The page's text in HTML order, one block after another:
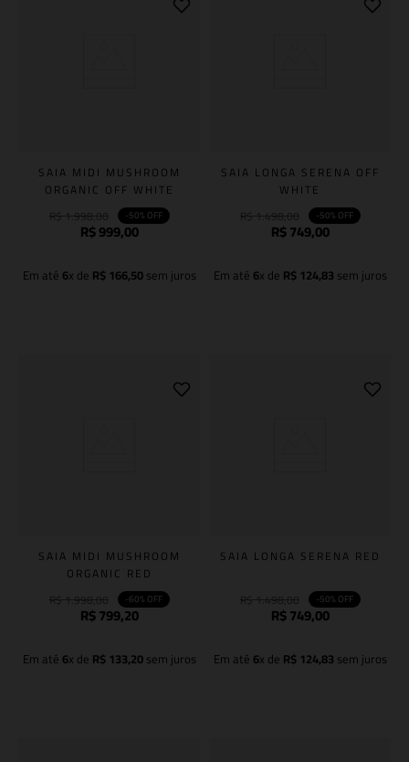
SAIA MIDI MUSHROOM
ORGANIC OFF WHITE
-50% OFF
R$999,00
Em até 6x de R$166,50sem juros
SAIA LONGA SERENA OFF
WHITE
-50% OFF
R$749,00
Em até 6x de R$124,83 sem juros
SAIA MIDI MUSHROOM
ORGANIC RED
-60% OFF
R$799,20
Em até 6x de R$133,20sem juros
SAIA LONGA SERENA RED
-50% OFF
R$749,00
Em até 6x de R$124,83 sem juros